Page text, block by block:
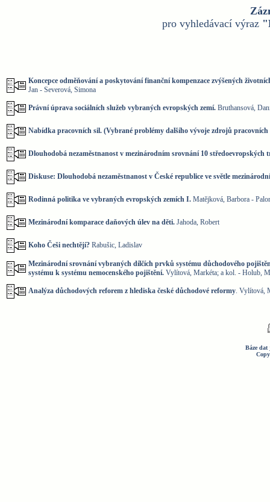
pro vyhledávací výraz
Koncepce odměňování a poskytování finanční kompenzace zvýšených
Jan - Severová, Simona
Právní úprava sociálních služeb vybraných evropských zemí. Bruthansová,
Nabídka pracovních sil. (Vybrané problémy dalšího vývoje zdrojů pracovních
Dlouhodobá nezaměstnanost v mezinárodním srovnání 10 středoevropských
Diskuse: Dlouhodobá nezaměstnanost v České republice ve světle
Rodinná politika ve vybraných evropských zemích I. Matějková, Barbora -
Mezinárodní komparace daňových úlev na děti. Jahoda, Robert
Koho Češi nechtějí? Rabušic, Ladislav
Mezinárodní srovnání vybraných dílčích prvků systému důchodového
systému k systému nemocenského pojištění. Vylítová, Markéta; a kol. - Holub,
Analýza důchodových reforem z hlediska české důchodové reformy. Vylítová,
Báze dat